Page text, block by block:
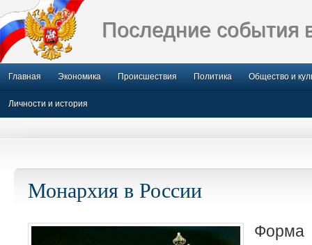
Последние события
Главная Экономика Происшествия Политика Общество и
Личности и история
Монархия в России